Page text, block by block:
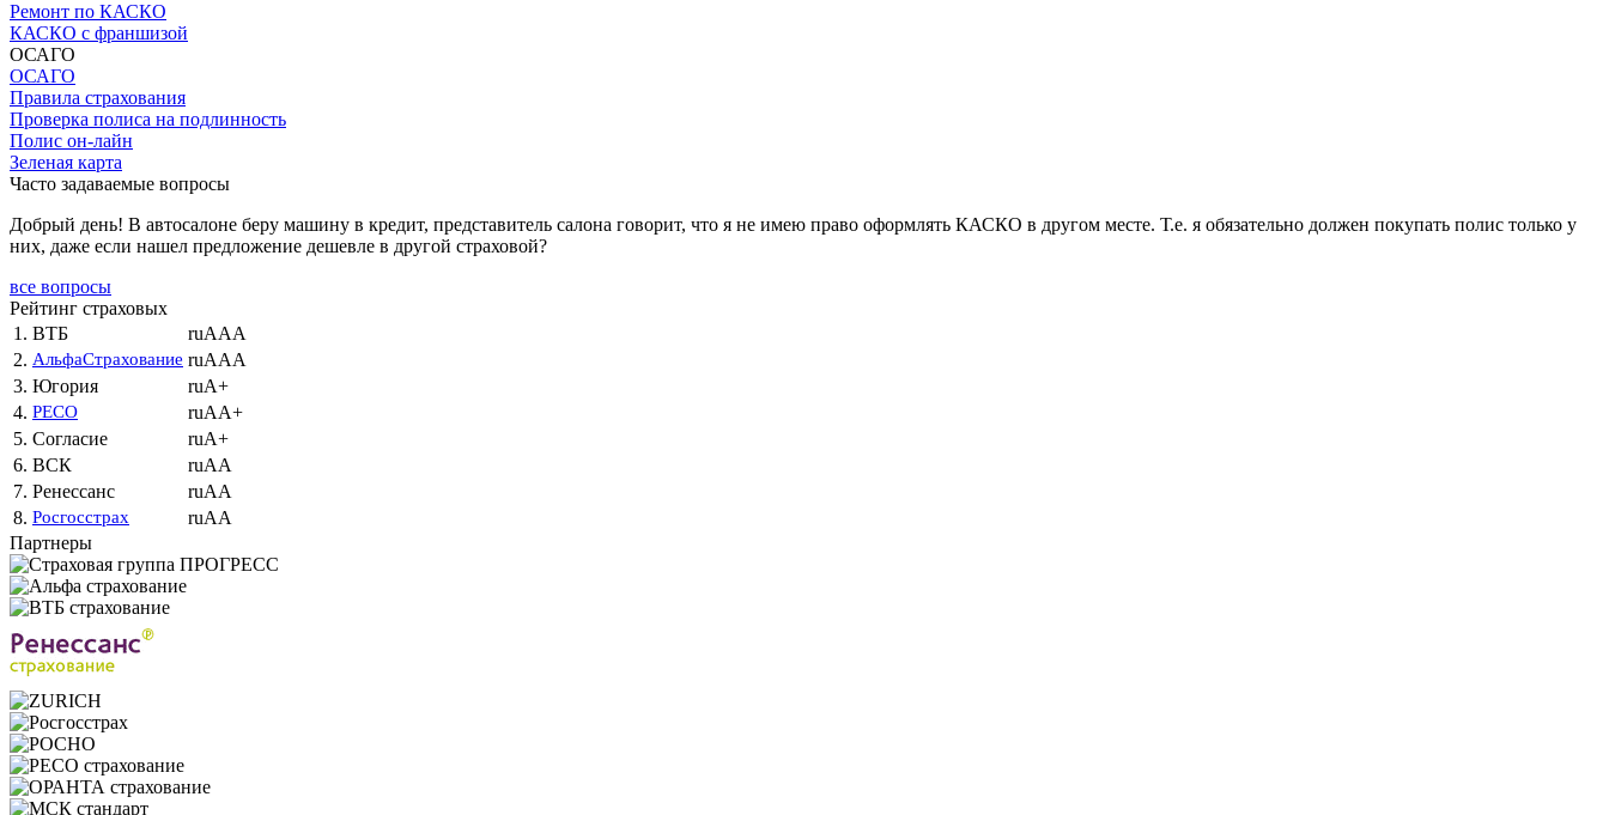
Ремонт по КАСКО
КАСКО с франшизой
ОСАГО
ОСАГО
Правила страхования
Проверка полиса на подлинность
Полис он-лайн
Зеленая карта
Часто задаваемые вопросы
Добрый день! В автосалоне беру машину в кредит, представитель салона говорит, что я не имею право оформлять КАСКО в другом месте. Т.е. я обязательно должен покупать полис только у
них, даже если нашел предложение дешевле в другой страховой?
все вопросы
Рейтинг страховых
1. ВТБ
ruAAA
2. АльфаСтрахование ruAAA
3. Югория
ruA+
4. РЕСО
ruAA+
5. Согласие
ruA+
6. ВСК
ruAA
7. Ренессанс
ruAA
8. Росгосстрах
ruAA
Партнеры